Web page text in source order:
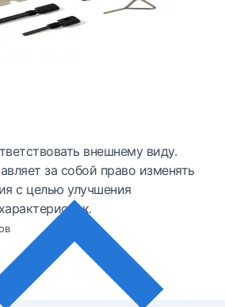
внешнему виду.
за собой право изменять
с целью улучшения